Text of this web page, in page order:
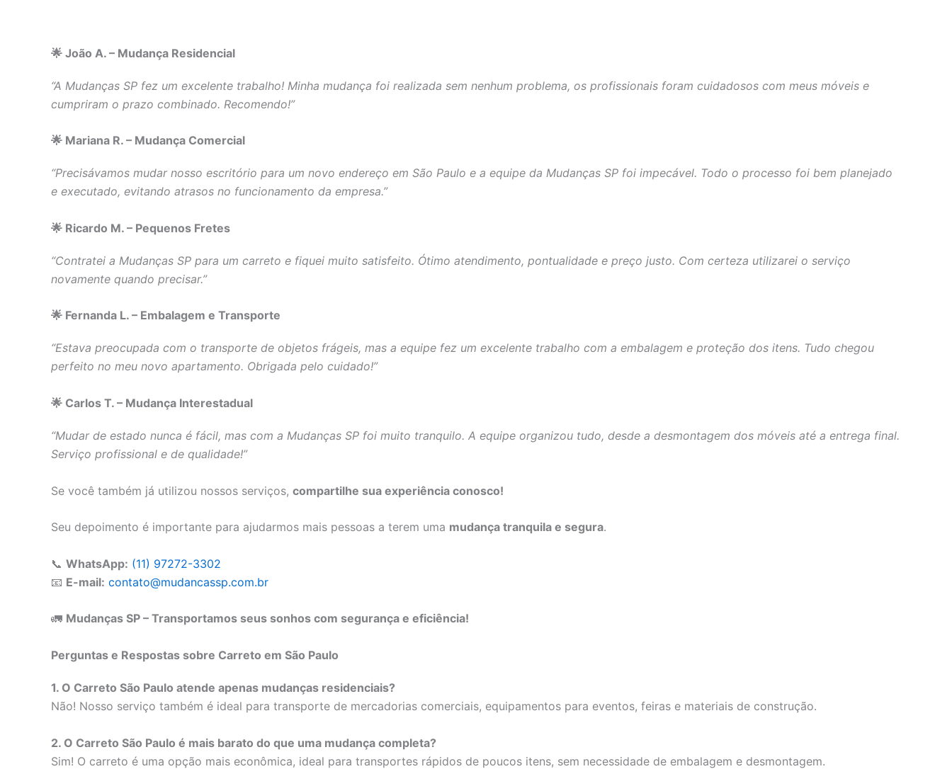
🌟 João A. – Mudança Residencial
“A Mudanças SP fez um excelente trabalho! Minha mudança foi realizada sem nenhum problema, os profissionais foram cuidadosos com meus móveis e
cumpriram o prazo combinado. Recomendo!”
🌟 Mariana R. – Mudança Comercial
“Precisávamos mudar nosso escritório para um novo endereço em São Paulo e a equipe da Mudanças SP foi impecável. Todo o processo foi bem planejado
e executado, evitando atrasos no funcionamento da empresa.”
🌟 Ricardo M. – Pequenos Fretes
“Contratei a Mudanças SP para um carreto e fiquei muito satisfeito. Ótimo atendimento, pontualidade e preço justo. Com certeza utilizarei o serviço
novamente quando precisar.”
🌟 Fernanda L. – Embalagem e Transporte
“Estava preocupada com o transporte de objetos frágeis, mas a equipe fez um excelente trabalho com a embalagem e proteção dos itens. Tudo chegou
perfeito no meu novo apartamento. Obrigada pelo cuidado!”
🌟 Carlos T. – Mudança Interestadual
“Mudar de estado nunca é fácil, mas com a Mudanças SP foi muito tranquilo. A equipe organizou tudo, desde a desmontagem dos móveis até a entrega final.
Serviço profissional e de qualidade!”
Se você também já utilizou nossos serviços, compartilhe sua experiência conosco!
Seu depoimento é importante para ajudarmos mais pessoas a terem uma mudança tranquila e segura.
📞 WhatsApp: (11) 97272-3302
📧 E-mail: contato@mudancassp.com.br
🚛 Mudanças SP – Transportamos seus sonhos com segurança e eficiência!
Perguntas e Respostas sobre Carreto em São Paulo
1. O Carreto São Paulo atende apenas mudanças residenciais?
Não! Nosso serviço também é ideal para transporte de mercadorias comerciais, equipamentos para eventos, feiras e materiais de construção.
2. O Carreto São Paulo é mais barato do que uma mudança completa?
Sim! O carreto é uma opção mais econômica, ideal para transportes rápidos de poucos itens, sem necessidade de embalagem e desmontagem.